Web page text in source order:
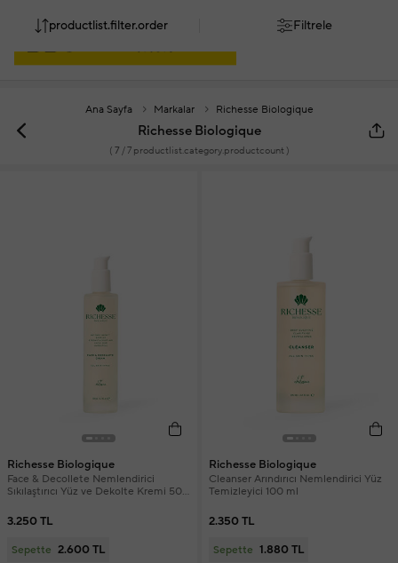
Ana Sayfa Markalar Richesse Biologique
Richesse Biologique
( 7 / 7 productlist.category.productcount )
productlist.filter.order Filtrele
Richesse Biologique
Face & Decollete Nemlendirici
Sıkılaştırıcı Yüz ve Dekolte Kremi 50
3.250 TL
Sepette 2.600 TL
Richesse Biologique
Cleanser Arındırıcı Nemlendirici Yüz
Temizleyici 100 ml
2.350 TL
Sepette 1.880 TL